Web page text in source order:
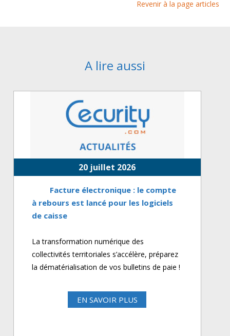
Revenir à la page articles
A lire aussi
20 juillet 2026
Facture électronique : le compte
à rebours est lancé pour les logiciels
de caisse
La transformation numérique des
collectivités territoriales s’accélère, préparez
la dématérialisation de vos bulletins de paie !
EN SAVOIR PLUS